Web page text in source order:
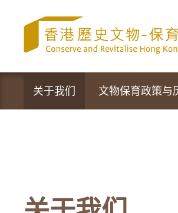
关于我们
活动及推广
文物保育政策与
暂定古迹